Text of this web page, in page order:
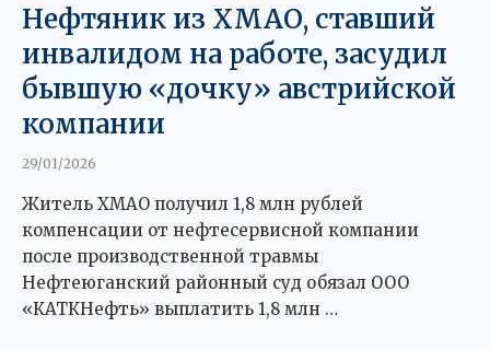
Нефтяник из ХМАО, ставший
инвалидом на работе, засудил
бывшую «дочку» австрийской
компании
29/01/2026
Житель ХМАО получил 1,8 млн рублей
компенсации от нефтесервисной компании
после производственной травмы
Нефтеюганский районный суд обязал ООО
«КАТКНефть» выплатить 1,8 млн …